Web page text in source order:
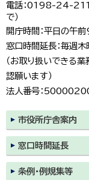
電話：0198-24-
で）
開庁時間：平日の午
窓口時間延長：毎週
（お取り扱いできる
認願います）
法人番号：
市役所庁舎案内
窓口時間延長
条例・例規集等